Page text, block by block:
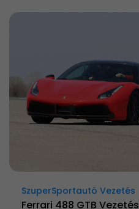
SzuperSportautó Vezetés
Ferrari 488 GTB Vezetés